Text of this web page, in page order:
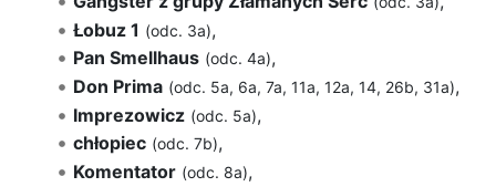
Łobuz 1 (odc. 3a),
Pan Smellhaus (odc. 4a),
Don Prima (odc. 5a, 6a, 7a, 11a, 12a, 14, 26b, 31a),
Imprezowicz (odc. 5a),
chłopiec (odc. 7b),
Komentator (odc. 8a),